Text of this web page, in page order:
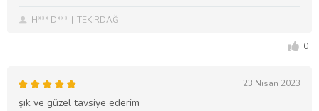
H*** D*** TEKİRDAĞ
0
23 Nisan 2023
şık ve güzel tavsiye ederim